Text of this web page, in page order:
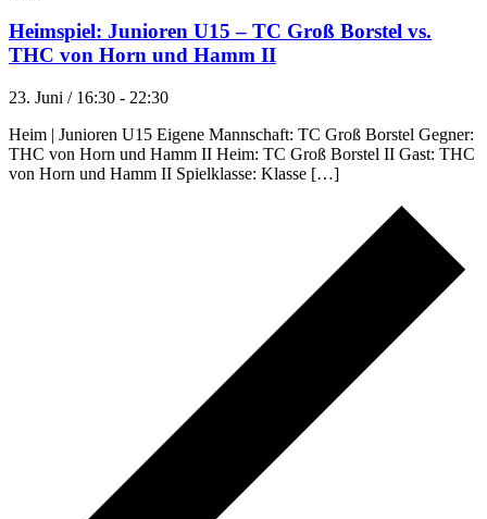
Heimspiel: Junioren U15 – TC Groß Borstel vs.
THC von Horn und Hamm II
23. Juni / 16:30 - 22:30
Heim | Junioren U15 Eigene Mannschaft: TC Groß Borstel Gegner:
THC von Horn und Hamm II Heim: TC Groß Borstel II Gast: THC
von Horn und Hamm II Spielklasse: Klasse […]